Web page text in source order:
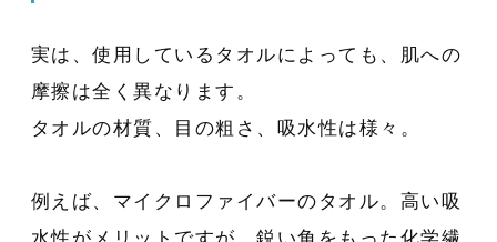
実は、使用しているタオルによっても、肌への
摩擦は全く異なります。
タオルの材質、目の粗さ、吸水性は様々。
例えば、マイクロファイバーのタオル。高い吸
水性がメリットですが、鋭い角をもった化学繊